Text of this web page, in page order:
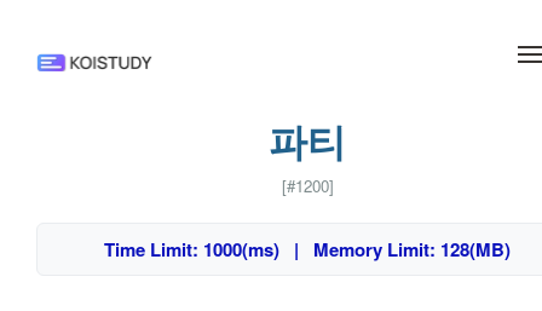
파티
[#1200]
Time Limit: 1000(ms) | Memory Limit: 128(MB)